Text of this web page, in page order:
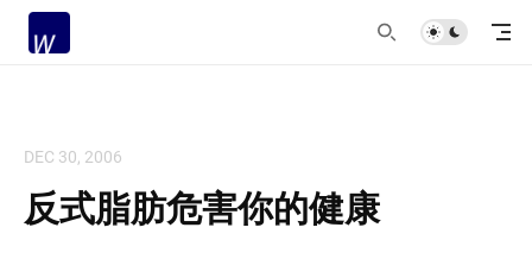
DEC 30, 2006
反式脂肪危害你的健康